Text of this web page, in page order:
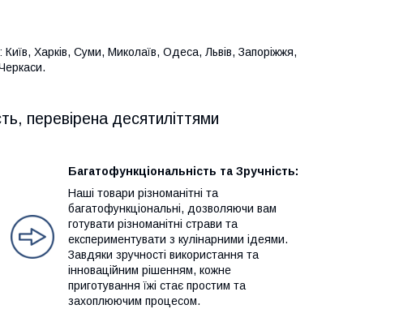
Харків, Суми, Миколаїв, Одеса, Львів, Запоріжжя,
перевірена десятиліттями
Багатофункціональність та Зручність:
Наші товари різноманітні та
багатофункціональні, дозволяючи вам
готувати різноманітні страви та
експериментувати з кулінарними ідеями.
Завдяки зручності використання та
інноваційним рішенням, кожне
приготування їжі стає простим та
захоплюючим процесом.